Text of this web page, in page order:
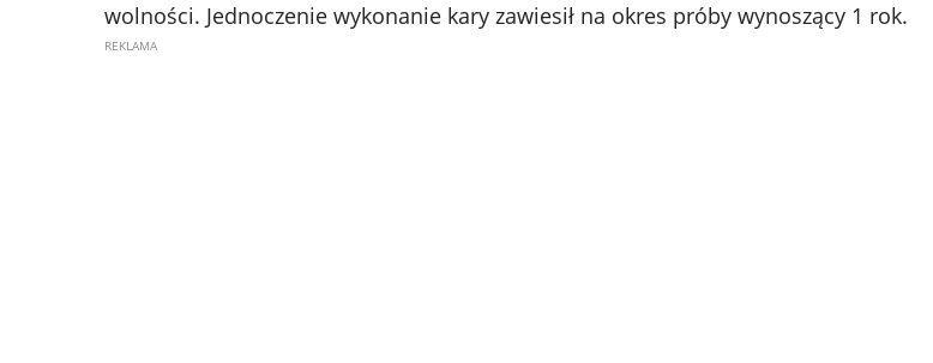
wolności. Jednoczenie wykonanie kary zawiesił na okres próby wynoszący 1 rok.